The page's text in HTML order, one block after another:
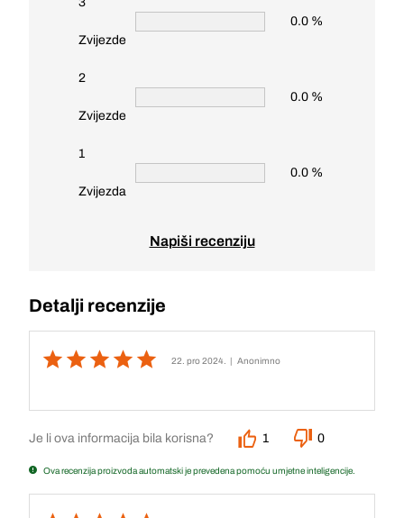
Zvijezde
0.0 %
2
Zvijezde
0.0 %
1
Zvijezda
0.0 %
Napiši recenziju
Detalji recenzije
22. pro 2024. | Anonimno
Je li ova informacija bila korisna? 1 0
Ova recenzija proizvoda automatski je prevedena pomoću umjetne inteligencije.